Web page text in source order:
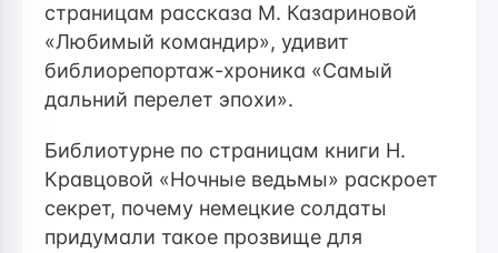
страницам рассказа М. Казариновой
«Любимый командир», удивит
библиорепортаж-хроника «Самый
дальний перелет эпохи».
Библиотурне по страницам книги Н.
Кравцовой «Ночные ведьмы» раскроет
секрет, почему немецкие солдаты
придумали такое прозвище для